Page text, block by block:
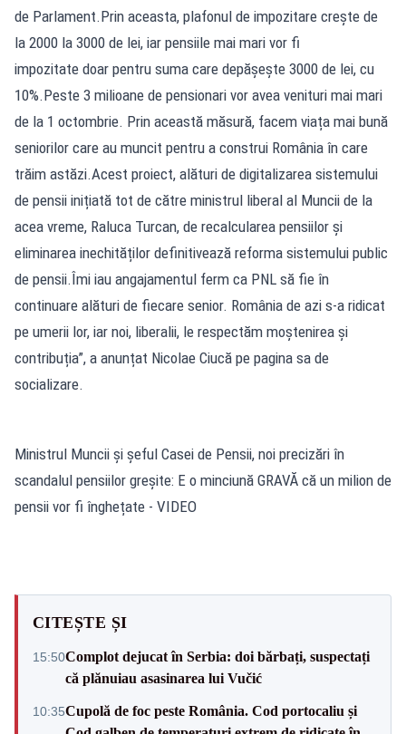
de Parlament.Prin aceasta, plafonul de impozitare crește de
la 2000 la 3000 de lei, iar pensiile mai mari vor fi
impozitate doar pentru suma care depășește 3000 de lei, cu
10%.Peste 3 milioane de pensionari vor avea venituri mai mari
de la 1 octombrie. Prin această măsură, facem viața mai bună
seniorilor care au muncit pentru a construi România în care
trăim astăzi.Acest proiect, alături de digitalizarea sistemului
de pensii inițiată tot de către ministrul liberal al Muncii de la
acea vreme, Raluca Turcan, de recalcularea pensiilor și
eliminarea inechităților definitivează reforma sistemului public
de pensii.Îmi iau angajamentul ferm ca PNL să fie în
continuare alături de fiecare senior. România de azi s-a ridicat
pe umerii lor, iar noi, liberalii, le respectăm moștenirea și
contribuția”, a anunțat Nicolae Ciucă pe pagina sa de
socializare.
Ministrul Muncii și șeful Casei de Pensii, noi precizări în
scandalul pensiilor greșite: E o minciună GRAVĂ că un milion de
pensii vor fi înghețate - VIDEO
CITEȘTE ȘI
15:50Complot dejucat în Serbia: doi bărbați, suspectați
că plănuiau asasinarea lui Vučić
10:35Cupolă de foc peste România. Cod portocaliu și